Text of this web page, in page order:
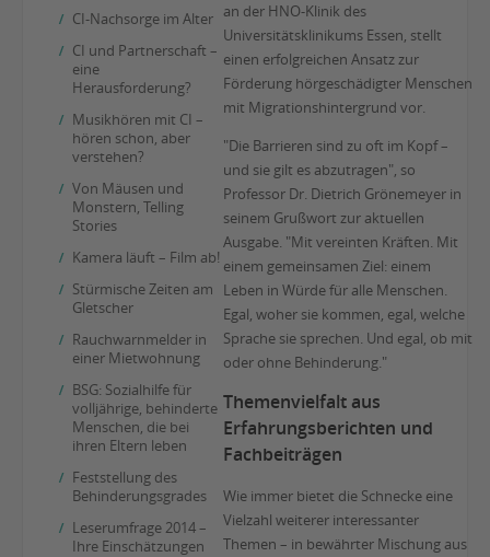
CI-Nachsorge im Alter
CI und Partnerschaft –
eine
Herausforderung?
Musikhören mit CI –
hören schon, aber
verstehen?
Von Mäusen und
Monstern, Telling
Stories
Kamera läuft – Film ab!
Stürmische Zeiten am
Gletscher
Rauchwarnmelder in
einer Mietwohnung
BSG: Sozialhilfe für
volljährige, behinderte
Menschen, die bei
ihren Eltern leben
Feststellung des
Behinderungsgrades
Leserumfrage 2014 –
Ihre Einschätzungen
an der HNO-Klinik des
Universitätsklinikums Essen, stellt
einen erfolgreichen Ansatz zur
Förderung hörgeschädigter Menschen
mit Migrationshintergrund vor.
"Die Barrieren sind zu oft im Kopf –
und sie gilt es abzutragen", so
Professor Dr. Dietrich Grönemeyer in
seinem Grußwort zur aktuellen
Ausgabe. "Mit vereinten Kräften. Mit
einem gemeinsamen Ziel: einem
Leben in Würde für alle Menschen.
Egal, woher sie kommen, egal, welche
Sprache sie sprechen. Und egal, ob mit
oder ohne Behinderung."
Themenvielfalt aus
Erfahrungsberichten und
Fachbeiträgen
Wie immer bietet die Schnecke eine
Vielzahl weiterer interessanter
Themen – in bewährter Mischung aus